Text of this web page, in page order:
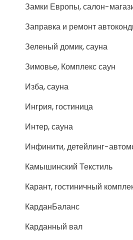
Замки Европы, салон-
Заправка и ремонт
Зеленый домик, сауна
Зимовье, Комплекс саун
Изба, сауна
Ингрия, гостиница
Интер, сауна
Инфинити, детейлинг-
Камышинский Текстиль
Карант, гостиничный
КарданБаланс
Карданный вал